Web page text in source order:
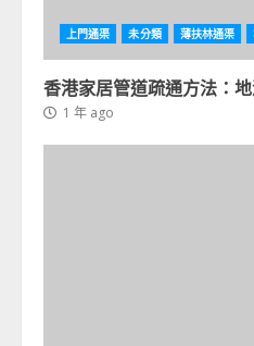
上門通渠 未分類 薄扶林通渠
香港家居管道疏通方法：
1 年 ago